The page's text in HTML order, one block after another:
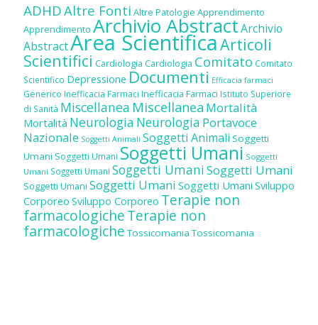
ADHDAltre Fonti Altre Patologie Apprendimento
Apprendimento Archivio AbstractArchivio
AbstractArea ScientificaArticoli
Scientifici Cardiologia Cardiologia Comitato Comitato
Scientifico Depressione Documenti Efficacia farmaci
Generico Inefficacia Farmaci Inefficacia Farmaci Istituto Superiore
di Sanità Miscellanea Miscellanea Mortalità
Mortalità Neurologia Neurologia Portavoce
Nazionale Soggetti Animali Soggetti Animali Soggetti
Umani Soggetti Umani Soggetti Umani Soggetti
Umani Soggetti Umani Soggetti UmaniSoggetti Umani
Soggetti Umani Soggetti Umani Soggetti Umani Sviluppo
Corporeo Sviluppo Corporeo Terapie non
farmacologicheTerapie non
farmacologiche Tossicomania Tossicomania